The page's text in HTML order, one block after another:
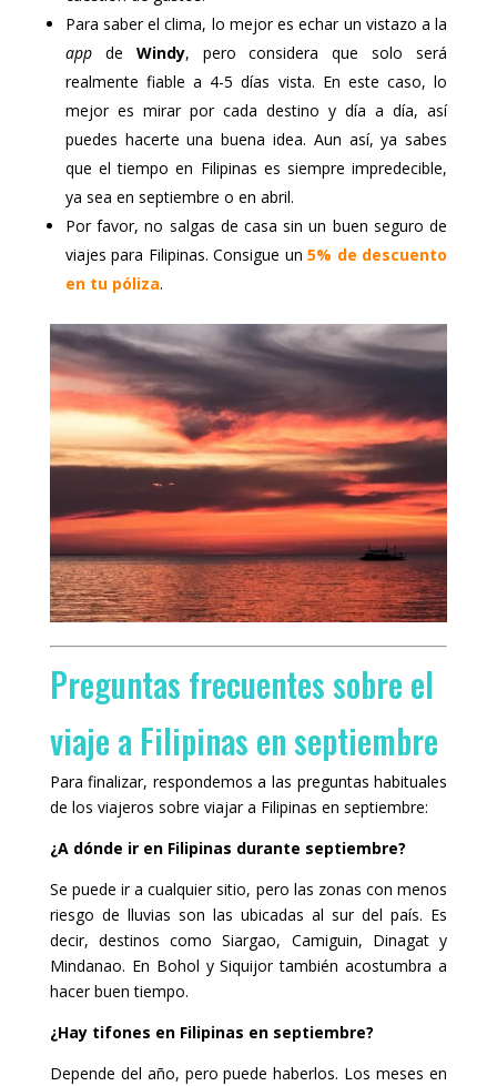
Para saber el clima, lo mejor es echar un vistazo a la
appde Windy, pero considera que solo será
realmente fiable a 4-5 días vista. En este caso, lo
mejor es mirar por cada destino y día a día, así
puedes hacerte una buena idea. Aun así, ya sabes
que el tiempo en Filipinas es siempre impredecible,
ya sea en septiembre o en abril.
Por favor, no salgas de casa sin un buen seguro de
viajes para Filipinas. Consigue un 5% de descuento
en tu póliza.
Preguntas frecuentes sobre el
viaje a Filipinas en septiembre
Para finalizar, respondemos a las preguntas habituales
de los viajeros sobre viajar a Filipinas en septiembre:
¿A dónde ir en Filipinas durante septiembre?
Se puede ir a cualquier sitio, pero las zonas con menos
riesgo de lluvias son las ubicadas al sur del país. Es
decir, destinos como Siargao, Camiguin, Dinagat y
Mindanao. En Bohol y Siquijor también acostumbra a
hacer buen tiempo.
¿Hay tifones en Filipinas en septiembre?
Depende del año, pero puede haberlos. Los meses en